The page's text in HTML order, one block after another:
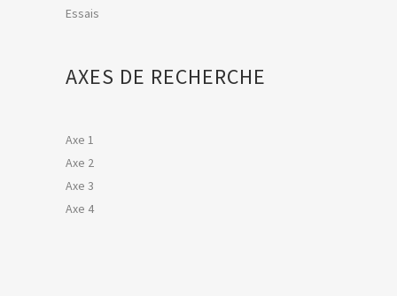
Essais
AXES DE RECHERCHE
Axe 1
Axe 2
Axe 3
Axe 4